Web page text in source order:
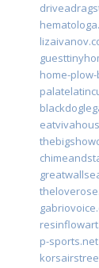
home-
p-sports.net